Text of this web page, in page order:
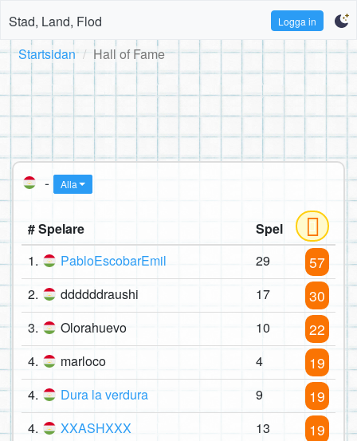
Stad, Land, Flod Logga in
Startsidan Hall of Fame
- Alla
# Spelare
Spel
1.
PabloEscobarEmil 29 57
2. ddddddraushi 17 30
3. Olorahuevo 10 22
4. marloco 4 19
4. Dura la verdura 9 19
4. XXASHXXX 13 19